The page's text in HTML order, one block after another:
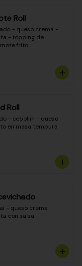
Roll
- queso crema -
- topping de
frito
Roll
- cebollín - queso
en masa tempura
- queso crema
con salsa